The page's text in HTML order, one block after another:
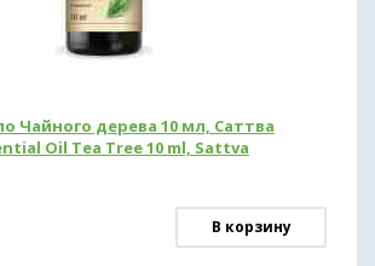
Чайного дерева 10 мл, Саттва
Oil Tea Tree 10 ml, Sattva
В корзину